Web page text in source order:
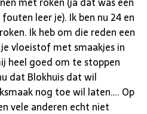
leer je). Ik ben nu 24 en
Ik heb om die reden een
vloeistof met smaakjes in
heel goed om te stoppen
dat Blokhuis dat wil
nog toe wil laten…. Op
vele anderen echt niet